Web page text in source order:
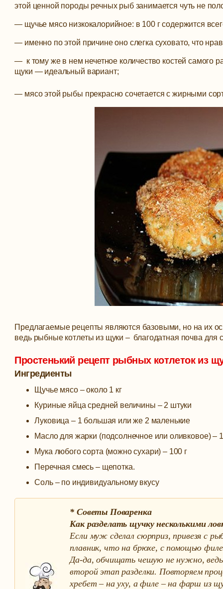
этой ценной породы речных рыб занимается чуть не
— щучье мясо низкокалорийное: в 100 г содержится
— именно по этой причине оно слегка суховато, что
— к тому же в нем нечетное количество костей самого
щуки — идеальный вариант;
— мясо этой рыбы прекрасно сочетается с жирными
Предлагаемые рецепты являются базовыми, но на их
ведь рыбные котлеты из щуки – благодатная почва для
Простенький рецепт рыбных котлеток из
Ингредиенты
Щучье мясо – около 1 кг
Куриные яйца средней величины – 2 штуки
Луковица – 1 большая или же 2 маленькие
Масло для жарки (подсолнечное или оливковое) –
Мука любого сорта (можно сухари) – 100 г
Перечная смесь – щепотка.
Соль – по индивидуальному вкусу
* Советы Поваренка
Как разделать щучку несколькими
Если муж сделал сюрприз, привезя с
плавник, что на брюхе, с помощью
Да-да, обчищать чешую не нужно,
второй этап разделки. Повторяем
хребет – на уху, а филе – на фарш из